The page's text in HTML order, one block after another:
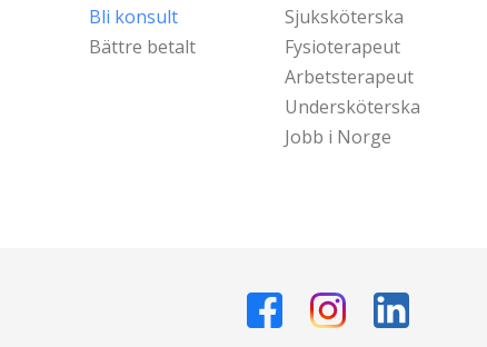
Bli konsult
Bättre betalt
Sjuksköterska
Fysioterapeut
Arbetsterapeut
Undersköterska
Jobb i Norge